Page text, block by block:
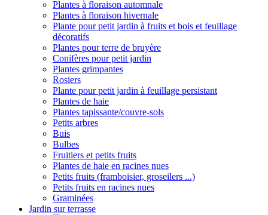
Plantes à floraison automnale
Plantes à floraison hivernale
Plante pour petit jardin à fruits et bois et feuillage
décoratifs
Plantes pour terre de bruyère
Conifères pour petit jardin
Plantes grimpantes
Rosiers
Plante pour petit jardin à feuillage persistant
Plantes de haie
Plantes tapissante/couvre-sols
Petits arbres
Buis
Bulbes
Fruitiers et petits fruits
Plantes de haie en racines nues
Petits fruits (framboisier, groseilers ...)
Petits fruits en racines nues
Graminées
Jardin sur terrasse